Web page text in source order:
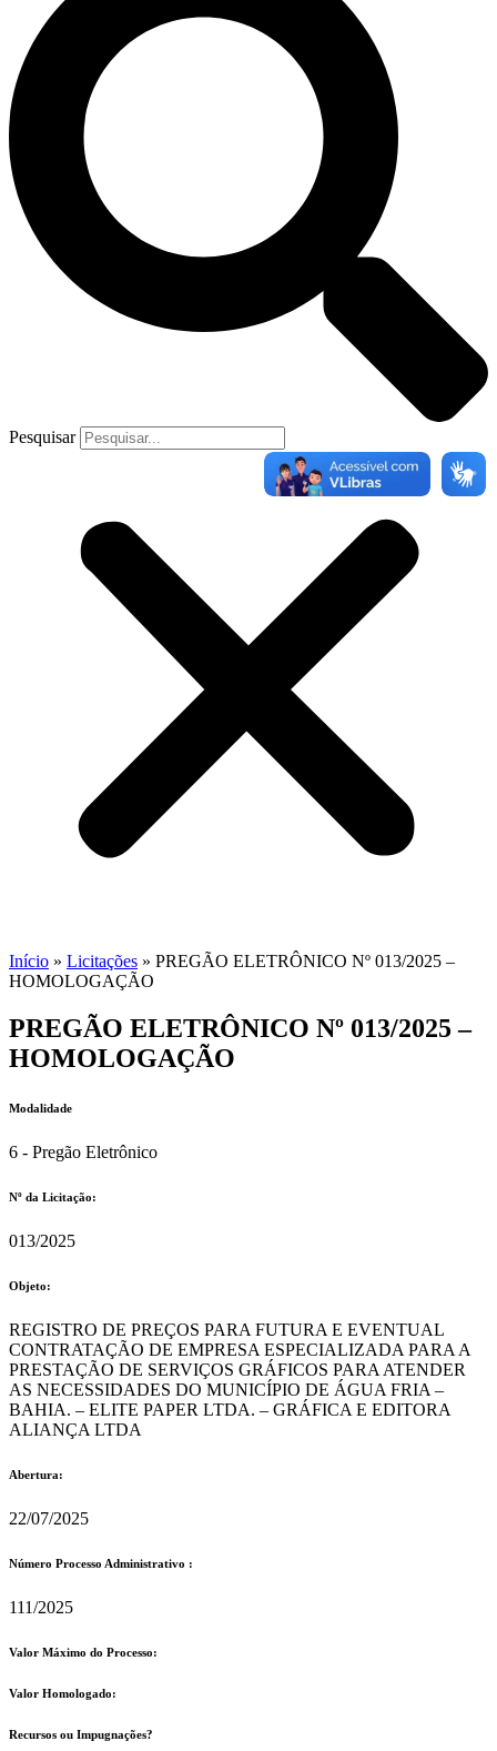
Pesquisar
Início » Licitações » PREGÃO ELETRÔNICO Nº 013/2025 –
HOMOLOGAÇÃO
PREGÃO ELETRÔNICO Nº 013/2025 –
HOMOLOGAÇÃO
Modalidade
6 - Pregão Eletrônico
Nº da Licitação: ​​
013/2025
Objeto:
REGISTRO DE PREÇOS PARA FUTURA E EVENTUAL
CONTRATAÇÃO DE EMPRESA ESPECIALIZADA PARA A
PRESTAÇÃO DE SERVIÇOS GRÁFICOS PARA ATENDER
AS NECESSIDADES DO MUNICÍPIO DE ÁGUA FRIA –
BAHIA. – ELITE PAPER LTDA. – GRÁFICA E EDITORA
ALIANÇA LTDA
Abertura:
22/07/2025
Número Processo Administrativo :
111/2025
Valor Máximo do Processo: ​
Valor Homologado: ​
Recursos ou Impugnações? ​